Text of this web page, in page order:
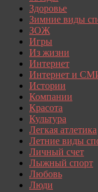
Здоровье
Зимние виды
ЗОЖ
Игры
Из жизни
Интернет
Интернет и
Истории
Компании
Красота
Культура
Легкая атлетика
Летние виды
Личный счет
Лыжный спорт
Любовь
Люди